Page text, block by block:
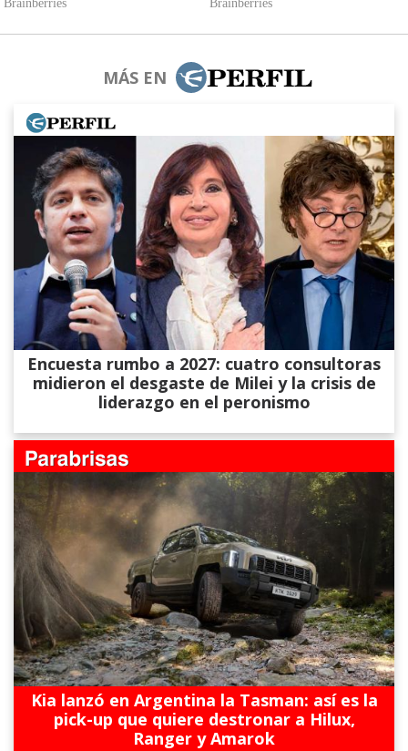
MÁS EN
Encuesta rumbo a 2027: cuatro consultoras
midieron el desgaste de Milei y la crisis de
liderazgo en el peronismo
Kia lanzó en Argentina la Tasman: así es la
pick-up que quiere destronar a Hilux,
Ranger y Amarok